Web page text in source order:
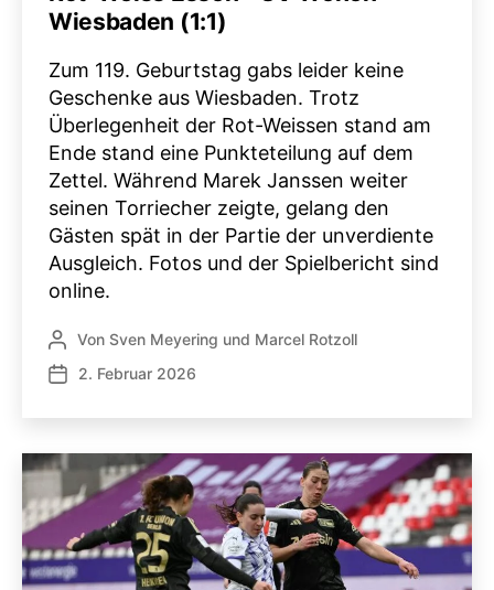
Wiesbaden (1:1)
Zum 119. Geburtstag gabs leider keine
Geschenke aus Wiesbaden. Trotz
Überlegenheit der Rot-Weissen stand am
Ende stand eine Punkteteilung auf dem
Zettel. Während Marek Janssen weiter
seinen Torriecher zeigte, gelang den
Gästen spät in der Partie der unverdiente
Ausgleich. Fotos und der Spielbericht sind
online.
Beitragsautor
Von Sven Meyering und Marcel Rotzoll
Veröffentlichungsdatum
2. Februar 2026